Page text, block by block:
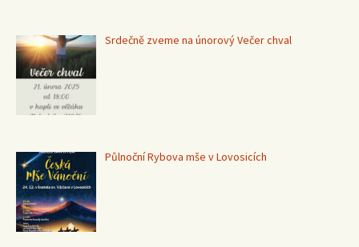
Srdečně zveme na únorový Večer chval
Půlnoční Rybova mše v Lovosicích